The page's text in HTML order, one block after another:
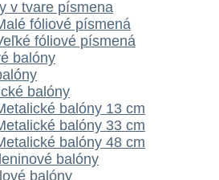
v tvare písmena
fóliové písmená
fóliové písmená
balóny
balóny
balóny 13 cm
balóny 33 cm
balóny 48 cm
balóny
balóny